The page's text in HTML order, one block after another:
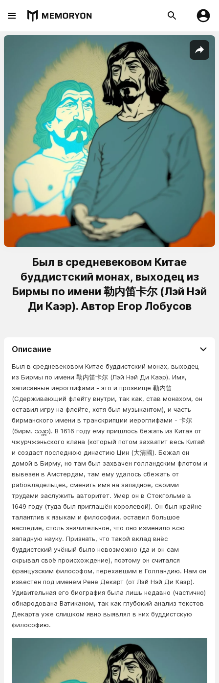
Был в средневековом Китае
буддистский монах, выходец из
Бирмы по имени 勒内笛卡尔 (Лэй Нэй
Ди Каэр). Автор Егор Лобусов
Описание
Был в средневековом Китае буддистский монах, выходец
из Бирмы по имени 勒内笛卡尔 (Лэй Нэй Ди Каэр). Имя,
записанные иероглифами - это и прозвище 勒内笛
(Сдерживающий флейту внутри, так как, став монахом, он
оставил игру на флейте, хотя был музыкантом), и часть
бирманского имени в транскрипции иероглифами - 卡尔
(бирм. သန္တာ). В 1616 году ему пришлось бежать из Китая от
чжурчжэньского клана (который потом захватит весь Китай
и создаст последнюю династию Цин (大清國). Бежал он
домой в Бирму, но там был захвачен голландским флотом и
вывезен в Амстердам, там ему удалось сбежать от
рабовладельцев, сменить имя на западное, своими
трудами заслужить авторитет. Умер он в Стокгольме в
1649 году (туда был приглашён королевой). Он был крайне
талантлив к языкам и философии, оставил большое
наследие, столь значительное, что оно изменило всю
западную науку. Признать, что такой вклад внёс
буддистский учёный было невозможно (да и он сам
скрывал своё происхождение), поэтому он считался
французским философом, перехавшим в Голландию. Нам он
известен под именем Рене Декарт (от Лэй Нэй Ди Каэр).
Удивительная его биография была лишь недавно (частично)
обнародована Ватиканом, так как глубокий анализ текстов
Декарта уже слишком явно выявлял в них буддистскую
философию.